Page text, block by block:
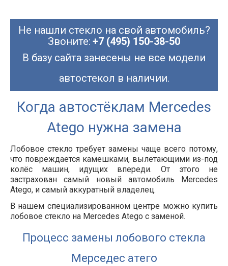
Не нашли стекло на свой автомобиль?
Звоните: +7 (495) 150-38-50
В базу сайта занесены не все модели
автостекол в наличии.
Когда автостёклам Mercedes
Atego нужна замена
Лобовое стекло требует замены чаще всего потому,
что повреждается камешками, вылетающими из-под
колёс машин, идущих впереди. От этого не
застрахован самый новый автомобиль Mercedes
Atego, и самый аккуратный владелец.
В нашем специализированном центре можно купить
лобовое стекло на Mercedes Atego с заменой.
Процесс замены лобового стекла
Мерседес атего